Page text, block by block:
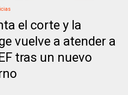
el corte y la
vuelve a atender a
tras un nuevo